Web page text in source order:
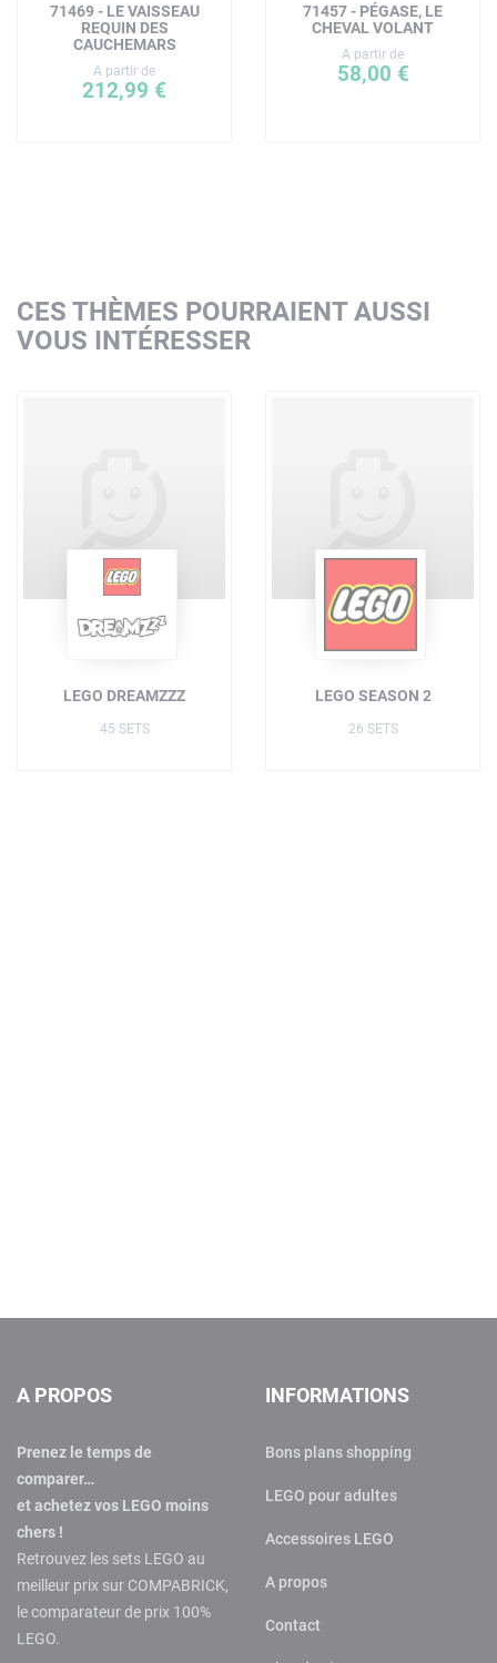
71469 - LE VAISSEAU
REQUIN DES
CAUCHEMARS
A partir de
212,99 €
71457 - PÉGASE, LE
CHEVAL VOLANT
A partir de
58,00 €
CES THÈMES POURRAIENT AUSSI
VOUS INTÉRESSER
LEGO DREAMZZZ
45 SETS
LEGO SEASON 2
26 SETS
A PROPOS
Prenez le temps de
comparer…
et achetez vos LEGO moins
chers !
Retrouvez les sets LEGO au
meilleur prix sur COMPABRICK,
le comparateur de prix 100%
LEGO.
INFORMATIONS
Bons plans shopping
LEGO pour adultes
Accessoires LEGO
A propos
Contact